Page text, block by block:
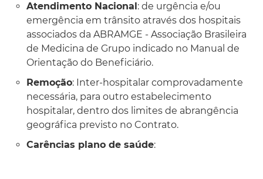
Atendimento Nacional: de urgência e/ou
emergência em trânsito através dos hospitais
associados da ABRAMGE - Associação Brasileira
de Medicina de Grupo indicado no Manual de
Orientação do Beneficiário.
Remoção: Inter-hospitalar comprovadamente
necessária, para outro estabelecimento
hospitalar, dentro dos limites de abrangência
geográfica previsto no Contrato.
Carências plano de saúde: